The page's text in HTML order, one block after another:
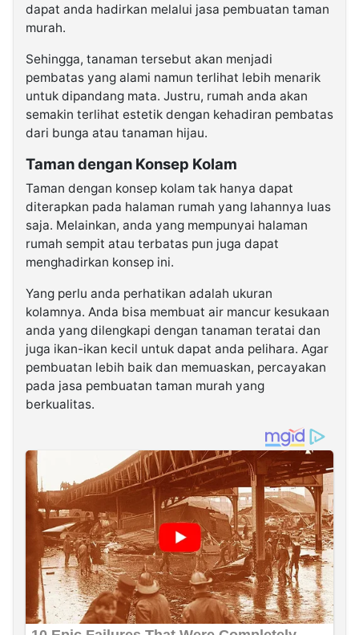
dapat anda hadirkan melalui jasa pembuatan taman
murah.
Sehingga, tanaman tersebut akan menjadi
pembatas yang alami namun terlihat lebih menarik
untuk dipandang mata. Justru, rumah anda akan
semakin terlihat estetik dengan kehadiran pembatas
dari bunga atau tanaman hijau.
Taman dengan Konsep Kolam
Taman dengan konsep kolam tak hanya dapat
diterapkan pada halaman rumah yang lahannya luas
saja. Melainkan, anda yang mempunyai halaman
rumah sempit atau terbatas pun juga dapat
menghadirkan konsep ini.
Yang perlu anda perhatikan adalah ukuran
kolamnya. Anda bisa membuat air mancur kesukaan
anda yang dilengkapi dengan tanaman teratai dan
juga ikan-ikan kecil untuk dapat anda pelihara. Agar
pembuatan lebih baik dan memuaskan, percayakan
pada jasa pembuatan taman murah yang
berkualitas.